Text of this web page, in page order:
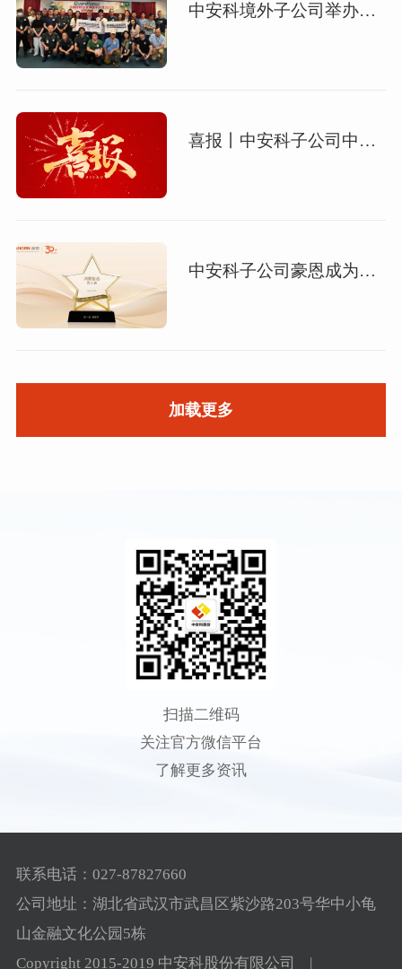
中安科境外子公司举办国际保安员日庆典活动
喜报丨中安科子公司中科智能荣获国家市政工程最高质量水平评价
中安科子公司豪恩成为华为“鸿蒙智选”首批合作伙伴
加载更多
扫描二维码
关注官方微信平台
了解更多资讯
联系电话：027-87827660
公司地址：湖北省武汉市武昌区紫沙路203号华中小龟
山金融文化公园5栋
Copyright 2015-2019 中安科股份有限公司 |